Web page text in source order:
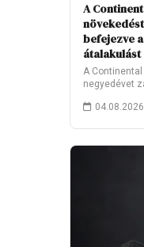
A
befejezve
átalakulást
A
negyedévet
04.08.2026